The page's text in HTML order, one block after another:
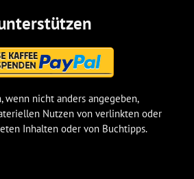
wenn nicht anders angegeben,
Nutzen von verlinkten oder
Inhalten oder von Buchtipps.